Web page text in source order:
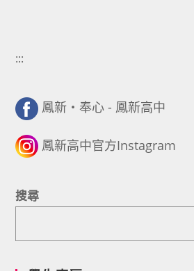
:::
鳳新・奉心 - 鳳新高中
鳳新高中官方Instagram
搜尋